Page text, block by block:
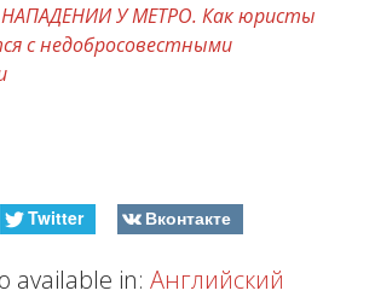
У МЕТРО. Как юристы
с недобросовестными
Twitter Вконтакте
available in: Английский